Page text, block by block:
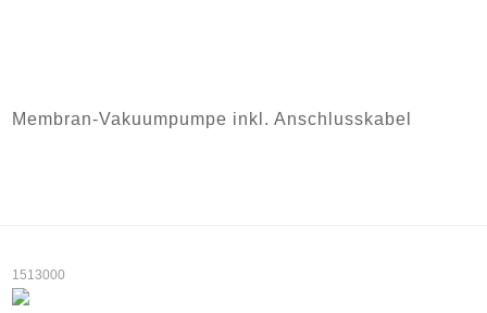
Membran-Vakuumpumpe inkl. Anschlusskabel
1513000